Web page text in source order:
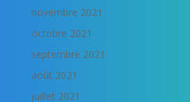
novembre 2021
octobre 2021
septembre 2021
août 2021
juillet 2021